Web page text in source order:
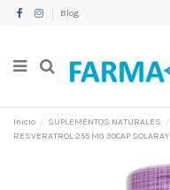
Blog
Inicio SUPLEMENTOS NATURALES
RESVERATROL 255 MG 30CAP SOLARAY